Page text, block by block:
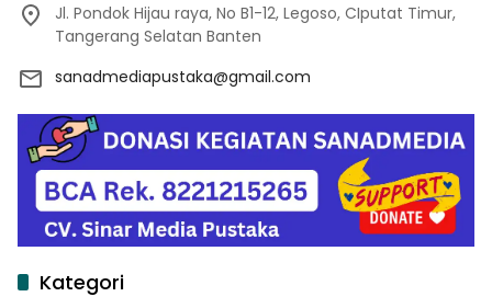
Jl. Pondok Hijau raya, No B1-12, Legoso, CIputat Timur,
Tangerang Selatan Banten
sanadmediapustaka@gmail.com
Kategori